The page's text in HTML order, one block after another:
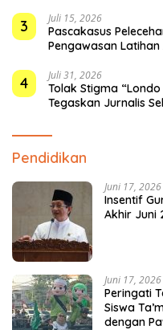
3 Juli 15, 2026
Pascakasus
Pengawasan Latihan
4 Juli 31, 2026
Tolak Stigma
Tegaskan Jurnalis
Pendidikan
Juni 17, 2026
Insentif
Akhir Juni
Juni 17, 2026
Peringati
Siswa
dengan